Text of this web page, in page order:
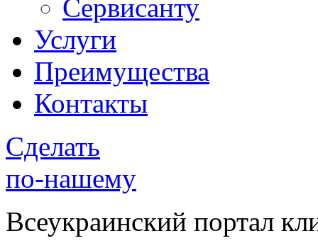
Сервисанту
Услуги
Преимущества
Контакты
Сделать
по-нашему
Всеукраинский портал